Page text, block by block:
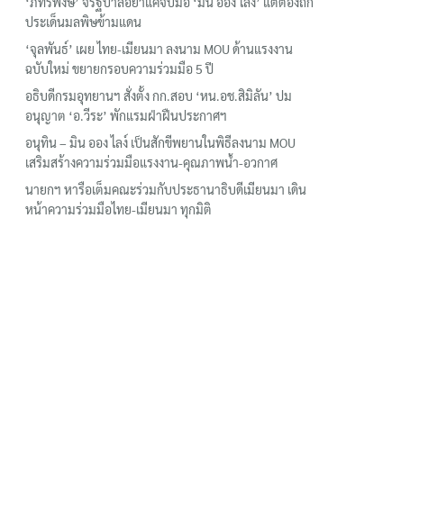
ประเด็นมลพิษข้ามแดน
‘จุลพันธ์’ เผย ไทย-เมียนมา ลงนาม MOU ด้านแรงงาน
ฉบับใหม่ ขยายกรอบความร่วมมือ 5 ปี
อธิบดีกรมอุทยานฯ​ สั่งตั้ง กก.สอบ ‘หน.อช.สิมิลัน’ ปม
อนุญาต ‘อ.วีระ’ พักแรมฝ่าฝืนประกาศฯ
อนุทิน – มิน ออง ไลง์ เป็นสักขีพยานในพิธีลงนาม MOU
เสริมสร้างความร่วมมือแรงงาน-คุณภาพน้ำ-อวกาศ
นายกฯ หารือเต็มคณะร่วมกับประธานาธิบดีเมียนมา เดิน
หน้าความร่วมมือไทย-เมียนมา ทุกมิติ